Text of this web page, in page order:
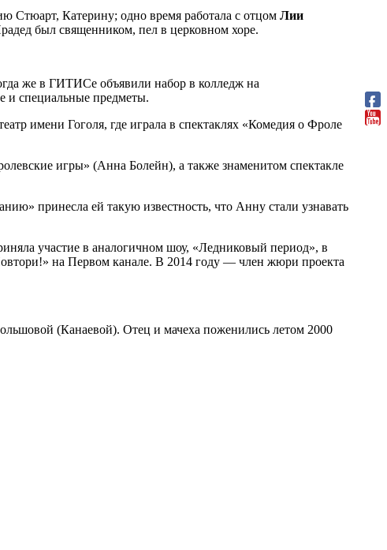
Стюарт, Катерину; одно время работала с отцом Лии
был священником, пел в церковном хоре.
же в ГИТИСе объявили набор в колледж на
и специальные предметы.
имени Гоголя, где играла в спектаклях «Комедия о Фроле
игры» (Анна Болейн), а также знаменитом спектакле
принесла ей такую известность, что Анну стали узнавать
участие в аналогичном шоу, «Ледниковый период», в
на Первом канале. В 2014 году — член жюри проекта
(Канаевой). Отец и мачеха поженились летом 2000